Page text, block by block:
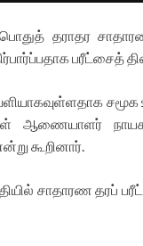
தராதர
ஆணையாளர்
கூறினார்.
சாதாரண தரப்